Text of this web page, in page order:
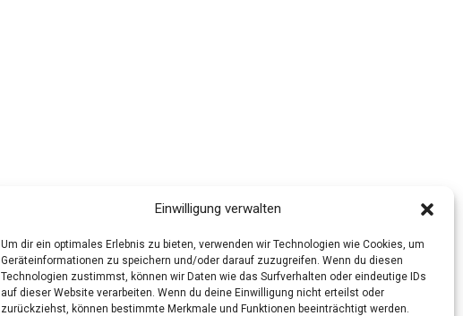
Einwilligung verwalten
Um dir ein optimales Erlebnis zu bieten, verwenden wir Technologien wie Cookies, um
Geräteinformationen zu speichern und/oder darauf zuzugreifen. Wenn du diesen
Technologien zustimmst, können wir Daten wie das Surfverhalten oder eindeutige IDs
auf dieser Website verarbeiten. Wenn du deine Einwilligung nicht erteilst oder
zurückziehst, können bestimmte Merkmale und Funktionen beeinträchtigt werden.